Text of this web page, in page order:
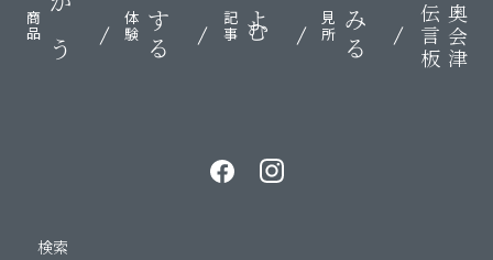
かう
商品 する
体験 よむ
記事 みる
見所 奥会津
伝言板
検索